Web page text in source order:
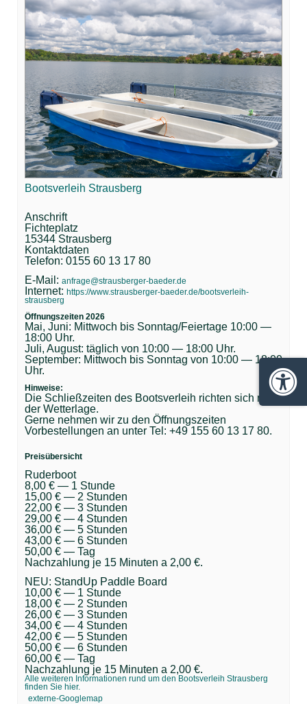
Bootsverleih Strausberg
Anschrift
Fichteplatz
15344 Strausberg
Kontaktdaten
Telefon: 0155 60 13 17 80
E-Mail: anfrage@strausberger-baeder.de
Internet: https://www.strausberger-baeder.de/bootsverleih-
strausberg
Öffnungszeiten 2026
Mai, Juni: Mittwoch bis Sonntag/Feiertage 10:00 —
18:00 Uhr.
Juli, August: täglich von 10:00 — 18:00 Uhr.
September: Mittwoch bis Sonntag von 10:00 — 18:00
Uhr.
Hinweise:
Die Schließzeiten des Bootsverleih richten sich nach
der Wetterlage.
Gerne nehmen wir zu den Öffnungszeiten
Vorbestellungen an unter Tel: +49 155 60 13 17 80.
Preisübersicht
Ruderboot
8,00 € — 1 Stunde
15,00 € — 2 Stunden
22,00 € — 3 Stunden
29,00 € — 4 Stunden
36,00 € — 5 Stunden
43,00 € — 6 Stunden
50,00 € — Tag
Nachzahlung je 15 Minuten a 2,00 €.
NEU: StandUp Paddle Board
10,00 € — 1 Stunde
18,00 € — 2 Stunden
26,00 € — 3 Stunden
34,00 € — 4 Stunden
42,00 € — 5 Stunden
50,00 € — 6 Stunden
60,00 € — Tag
Nachzahlung je 15 Minuten a 2,00 €.
Alle weiteren Informationen rund um den Bootsverleih Strausberg
finden Sie hier.
externe-Googlemap